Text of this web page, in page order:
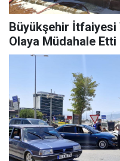
Büyükşehir İtfaiyesi
Olaya Müdahale Etti